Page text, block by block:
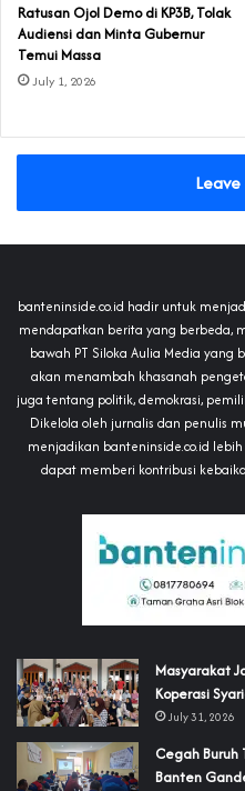
‎Ratusan Ojol Demo di KP3B, Tolak
Audiensi dan Minta Gubernur
Temui Massa
July 1, 2026
banteninside.co.id hadir untuk
mendapatkan berita yang berbeda,
bawah PT Siloka Aulia Media yang
akan menambah khasanah
juga tentang politik, demokrasi,
Dikelola oleh jurnalis dan penulis
menjadikan banteninside.co.id
dapat memberi kontribusi
‎Masyarakat
Koperasi
July 31, 2026
Cegah Buruh
Banten